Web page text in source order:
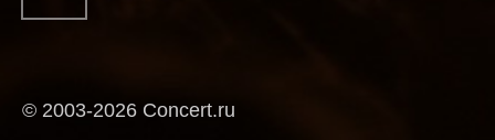
© 2003-2026 Concert.ru